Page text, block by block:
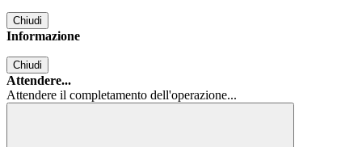
Chiudi
Informazione
Chiudi
Attendere...
Attendere il completamento dell'operazione...